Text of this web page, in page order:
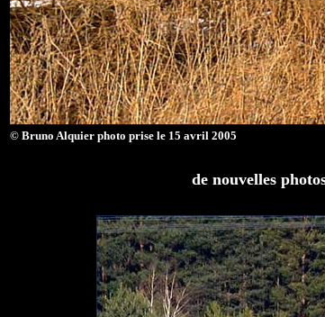
© Bruno Alquier photo prise le 15 avril 2005
de nouvelles